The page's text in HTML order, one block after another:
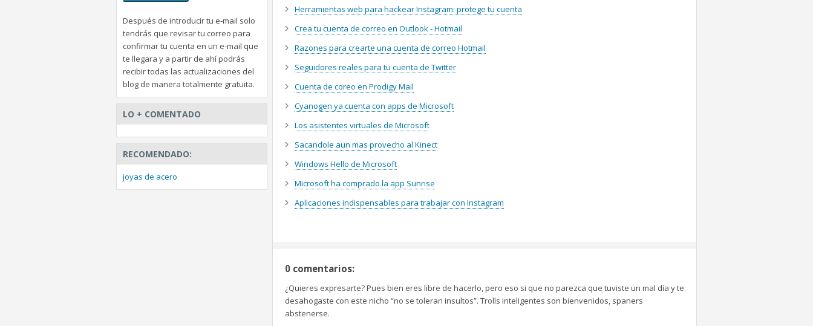
Herramientas web para hackear Instagram: protege tu cuenta
Crea tu cuenta de correo en Outlook - Hotmail
Razones para crearte una cuenta de correo Hotmail
Seguidores reales para tu cuenta de Twitter
Cuenta de coreo en Prodigy Mail
Cyanogen ya cuenta con apps de Microsoft
Los asistentes virtuales de Microsoft
Sacandole aun mas provecho al Kinect
Windows Hello de Microsoft
Microsoft ha comprado la app Sunrise
Aplicaciones indispensables para trabajar con Instagram
0 comentarios:
¿Quieres expresarte? Pues bien eres libre de hacerlo, pero eso si que no parezca que tuviste un mal día y te
desahogaste con este nicho “no se toleran insultos”. Trolls inteligentes son bienvenidos, spaners
abstenerse.
Después de introducir tu e-mail solo
tendrás que revisar tu correo para
confirmar tu cuenta en un e-mail que
te llegara y a partir de ahí podrás
recibir todas las actualizaciones del
blog de manera totalmente gratuita.
LO + COMENTADO
RECOMENDADO:
joyas de acero